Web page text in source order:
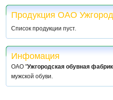
Продукция ОАО
Список продукции пуст.
Инфомация
ОАО "Ужгородская обувная
мужской обуви.